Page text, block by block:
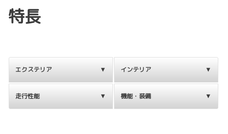
特長
エクステリア インテリア
走行性能 機能・装備